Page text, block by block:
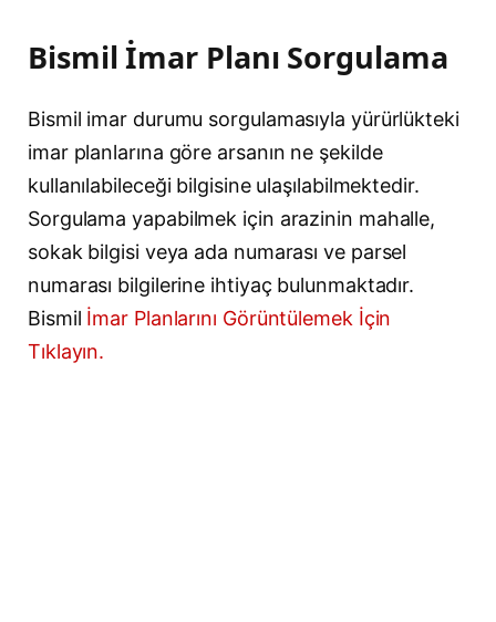
Bismil İmar Planı Sorgulama
Bismil imar durumu sorgulamasıyla yürürlükteki
imar planlarına göre arsanın ne şekilde
kullanılabileceği bilgisine ulaşılabilmektedir.
Sorgulama yapabilmek için arazinin mahalle,
sokak bilgisi veya ada numarası ve parsel
numarası bilgilerine ihtiyaç bulunmaktadır.
Bismil İmar Planlarını Görüntülemek İçin
Tıklayın.